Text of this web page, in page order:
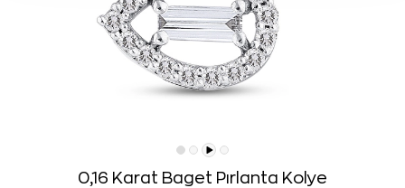
0,16 Karat Baget Pırlanta Kolye